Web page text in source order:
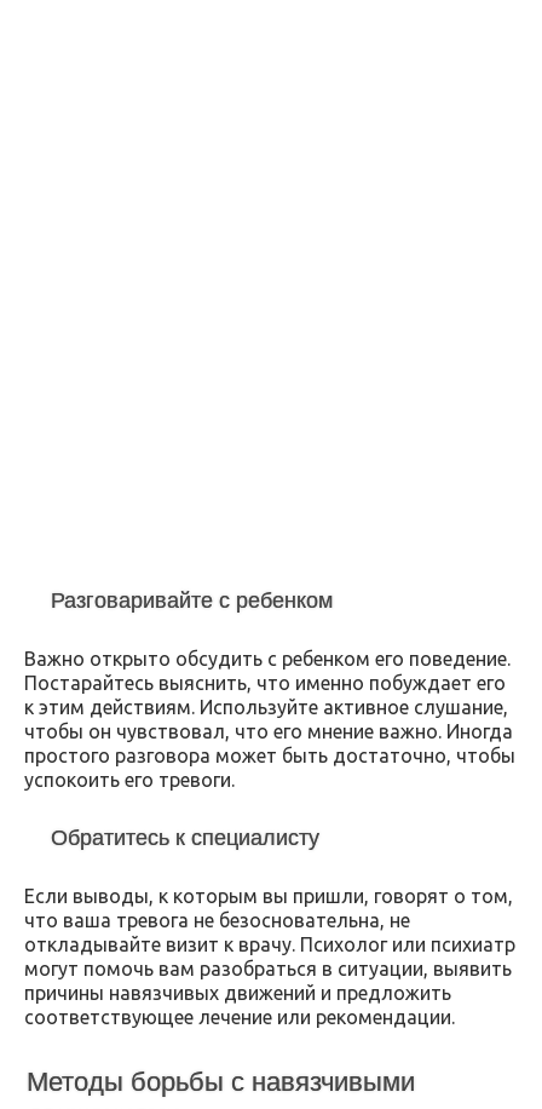
Разговаривайте с ребенком
Важно открыто обсудить с ребенком его поведение.
Постарайтесь выяснить, что именно побуждает его
к этим действиям. Используйте активное слушание,
чтобы он чувствовал, что его мнение важно. Иногда
простого разговора может быть достаточно, чтобы
успокоить его тревоги.
Обратитесь к специалисту
Если выводы, к которым вы пришли, говорят о том,
что ваша тревога не безосновательна, не
откладывайте визит к врачу. Психолог или психиатр
могут помочь вам разобраться в ситуации, выявить
причины навязчивых движений и предложить
соответствующее лечение или рекомендации.
Методы борьбы с навязчивыми